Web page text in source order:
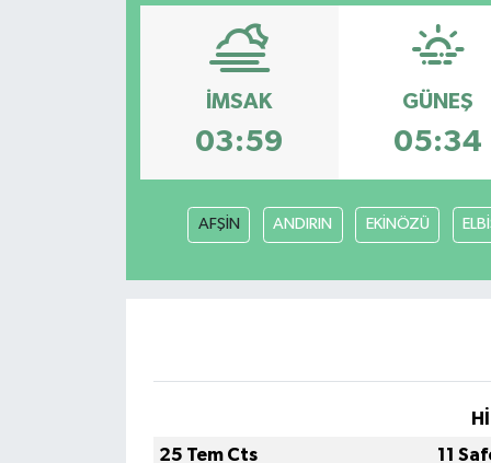
İMSAK
03:59
GÜNEŞ
05:34
AFŞİN ANDIRIN EKİNÖZÜ
25 Tem Cts
11